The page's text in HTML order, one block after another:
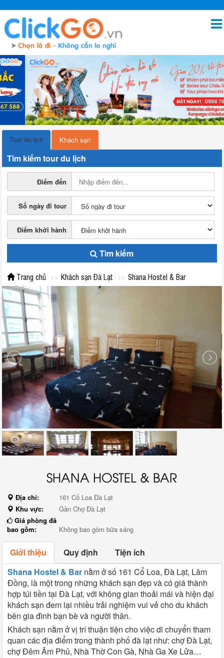
Tour du lịch Khách sạn
Tìm kiếm tour du lịch
Điểm đến
Số ngày đi tour
Điểm khởi hành
Tìm kiếm
Trang chủ Khách sạn Đà Lạt Shana Hostel & Bar
SHANA HOSTEL & BAR
Địa chỉ:
161 Cổ Loa Đà Lạt
Khu vực:
Gần Chợ Đà Lạt
Giá phòng đã
bao gồm:
Không bao gồm bữa sáng
Giới thiệu Quy định
Tiện ích
Shana Hostel & Bar nằm ở số 161 Cổ Loa, Đà Lạt, Lâm
Đồng, là một trong những khách sạn đẹp và có giá thành
hợp túi tiền tại Đà Lạt, với không gian thoải mái và hiện đại
khách sạn đem lại nhiều trải nghiệm vui vẻ cho du khách
bên gia đình bạn bè và người thân.
Khách sạn nằm ở vị trí thuận tiện cho việc di chuyển tham
quan các địa điểm trong thành phố đà lạt như: chợ Đà Lạt,
chợ Đêm Âm Phủ, Nhà Thờ Con Gà, Nhà Ga Xe Lửa…